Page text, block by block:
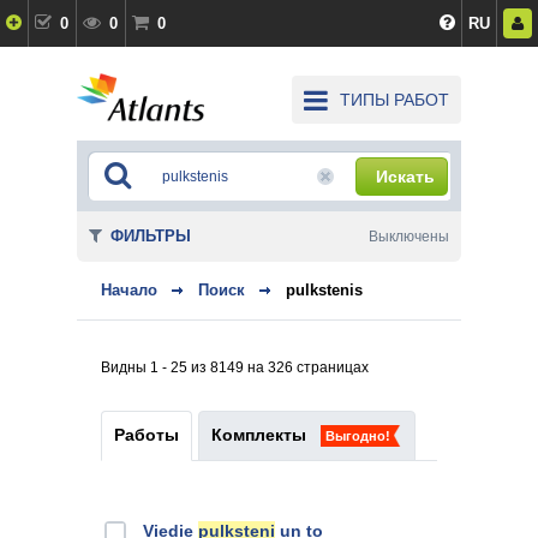
0 0 0 RU
ТИПЫ РАБОТ
Искать
Начало Поиск pulkstenis
Видны 1 - 25 из 8149 на 326 страницах
Работы Комплекты Выгодно!
Viedie pulksteņi un to
ФИЛЬТРЫ Выключены